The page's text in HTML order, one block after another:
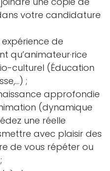
votre candidature
de
qu’animateur·rice
culturel (Éducation
;
approfondie
(dynamique
une réelle
avec plaisir des
de vous répéter ou